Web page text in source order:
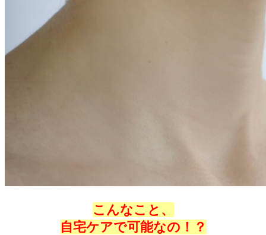
こんなこと、
自宅ケアで可能なの！？